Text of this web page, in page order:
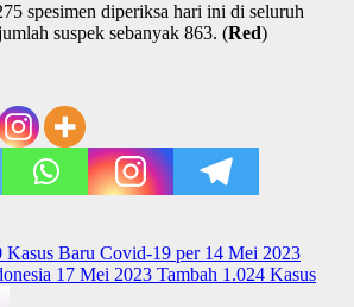
spesimen diperiksa hari ini di seluruh
suspek sebanyak 863. (Red)
Kasus Baru Covid-19 per 14 Mei 2023
17 Mei 2023 Tambah 1.024 Kasus